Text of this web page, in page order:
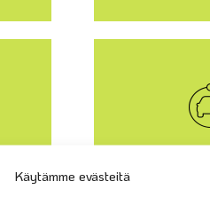
Käytämme evästeitä